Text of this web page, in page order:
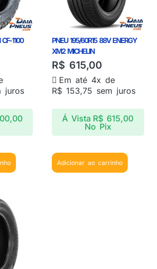
1100
juros
PNEU 195/60R15 88V ENERGY
XM2 MICHELIN
R$ 615,00
Em até 4x de
R$153,75 sem juros
Á Vista R$ 615,00
No Pix
Adicionar ao carrinho